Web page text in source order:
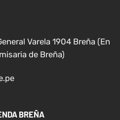
Varela 1904 Breña (En
de Breña)
BREÑA